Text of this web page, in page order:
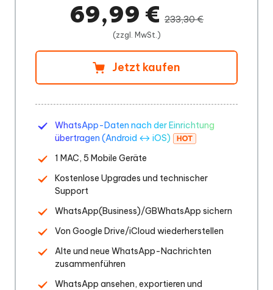
69,99 € 233,30 €
(zzgl. MwSt.)
Jetzt kaufen
WhatsApp-Daten nach der Einrichtung
übertragen (Android ↔ iOS)
1 MAC, 5 Mobile Geräte
Kostenlose Upgrades und technischer
Support
WhatsApp(Business)/GBWhatsApp sichern
Von Google Drive/iCloud wiederherstellen
Alte und neue WhatsApp-Nachrichten
zusammenführen
WhatsApp ansehen, exportieren und